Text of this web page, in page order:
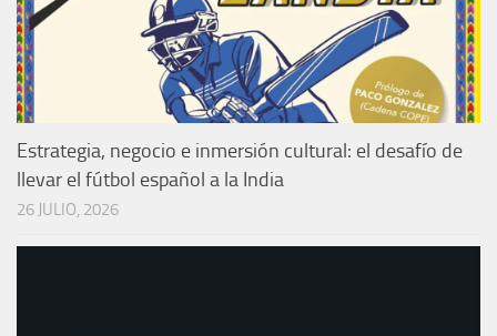
Estrategia, negocio e inmersión cultural: el desafío de
llevar el fútbol español a la India
26 JULIO, 2026